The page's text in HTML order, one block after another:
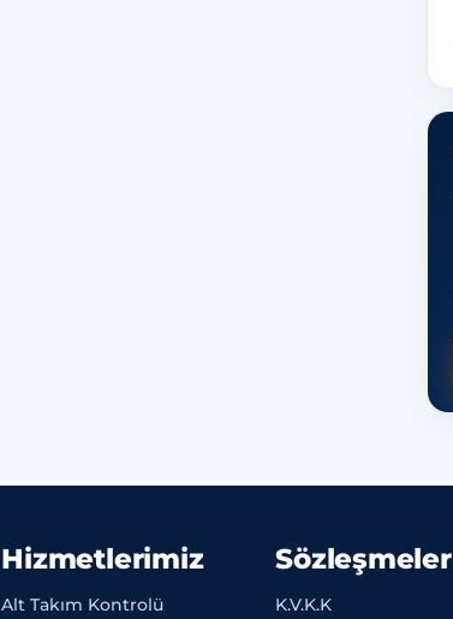
Hizmetlerimiz
Alt Takım Kontrolü
Sözleşmeler
K.V.K.K